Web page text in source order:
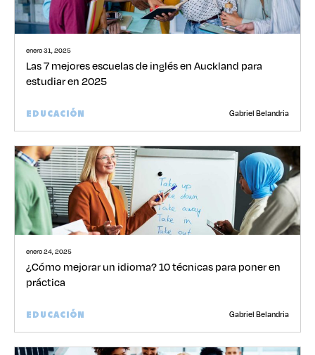
enero 31, 2025
Las 7 mejores escuelas de inglés en Auckland para
estudiar en 2025
EDUCACIÓN Gabriel Belandria
enero 24, 2025
¿Cómo mejorar un idioma? 10 técnicas para poner en
práctica
EDUCACIÓN Gabriel Belandria